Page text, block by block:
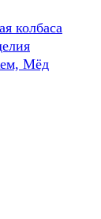
колбаса
Мёд